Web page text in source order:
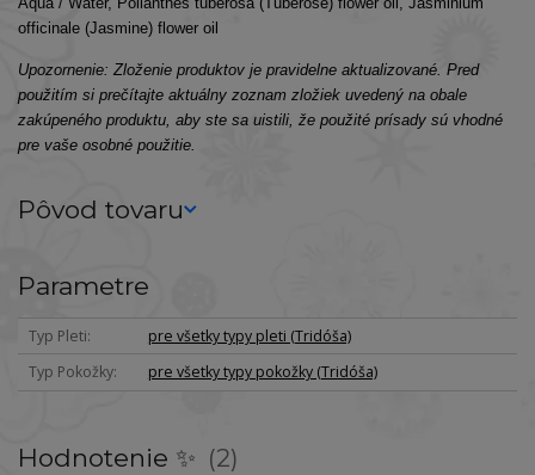
officinale (Jasmine) flower oil
Upozornenie: Zloženie produktov je pravidelne aktualizované. Pred
použitím si prečítajte aktuálny zoznam zložiek uvedený na obale
zakúpeného produktu, aby ste sa uistili, že použité prísady sú vhodné
pre vaše osobné použitie.
Pôvod tovaru
Parametre
Typ Pleti
pre všetky typy pleti (Tridóša)
Typ Pokožky
pre všetky typy pokožky (Tridóša)
Hodnotenie ✨ 2